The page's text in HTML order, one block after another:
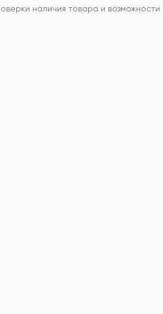
наполнитель
наличия товара и